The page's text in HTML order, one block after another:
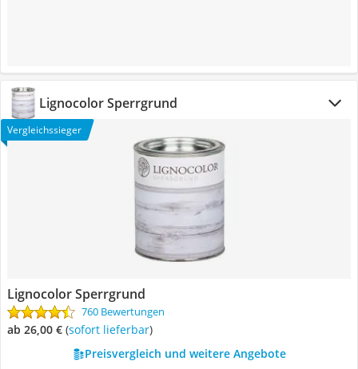
Lignocolor Sperrgrund
Vergleichssieger
Lignocolor Sperrgrund
760 Bewertungen
ab 26,00 € ( Sofort lieferbar)
Preisvergleich und weitere Angebote